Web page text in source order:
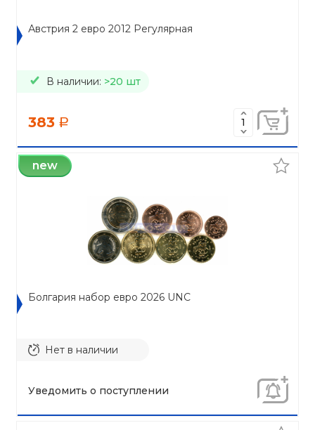
Австрия 2 евро 2012 Регулярная
В наличии: >20 шт
383 a
new
Болгария набор евро 2026 UNC
Нет в наличии
Уведомить о поступлении